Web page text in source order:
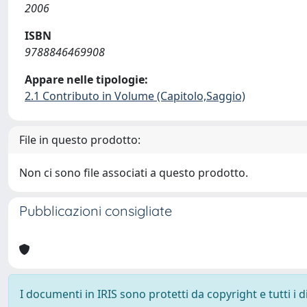
2006
ISBN
9788846469908
Appare nelle tipologie:
2.1 Contributo in Volume (Capitolo,Saggio)
File in questo prodotto:
Non ci sono file associati a questo prodotto.
Pubblicazioni consigliate
I documenti in IRIS sono protetti da copyright e tutti i